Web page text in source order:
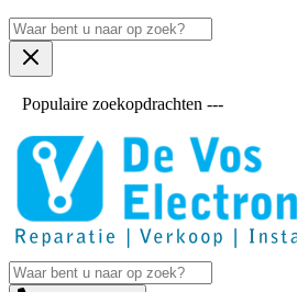
Populaire zoekopdrachten ---